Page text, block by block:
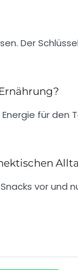
Der
für
vor und